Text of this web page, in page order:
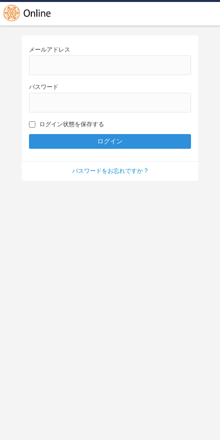
メールアドレス
パスワード
ログイン状態を保存する
パスワードをお忘れですか ?